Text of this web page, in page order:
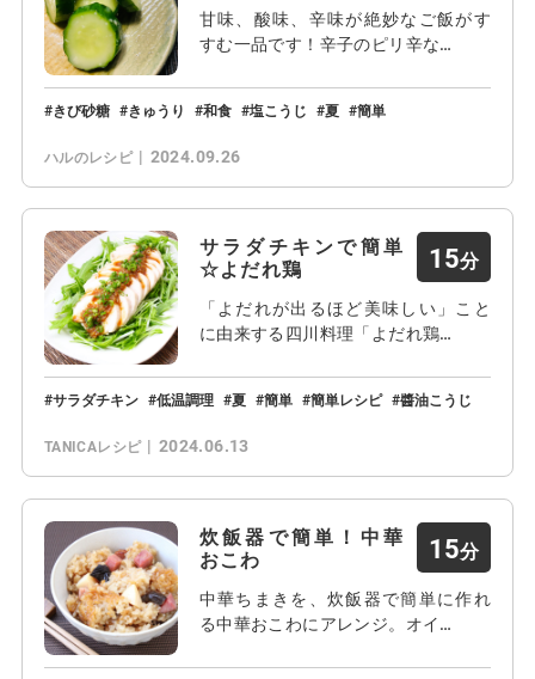
甘味、酸味、辛味が絶妙なご飯がす
すむ一品です！辛子のピリ辛な…
きび砂糖 きゅうり 和食 塩こうじ 夏 簡単
ハルのレシピ 2024.09.26
サラダチキンで簡単
☆よだれ鶏
15
「よだれが出るほど美味しい」こと
に由来する四川料理「よだれ鶏…
サラダチキン 低温調理 夏 簡単 簡単レシピ 醬油こうじ
TANICAレシピ 2024.06.13
炊飯器で簡単！中華
おこわ
15
中華ちまきを、炊飯器で簡単に作れ
る中華おこわにアレンジ。オイ…